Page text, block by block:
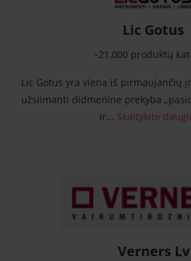
Lic Gotus
~21,000 produktų
Lic Gotus yra viena iš pirmaujančių
užsiimanti didmenine prekyba
ir... Skaitykite
Verners Lv